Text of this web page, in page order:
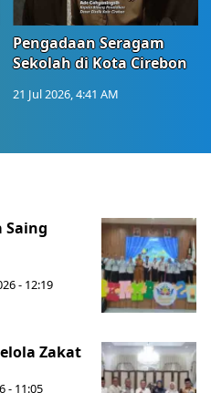
Pengadaan Seragam
Sekolah di Kota Cirebon
21 Jul 2026, 4:41 AM
Saing
- 12:19
Zakat
- 11:05